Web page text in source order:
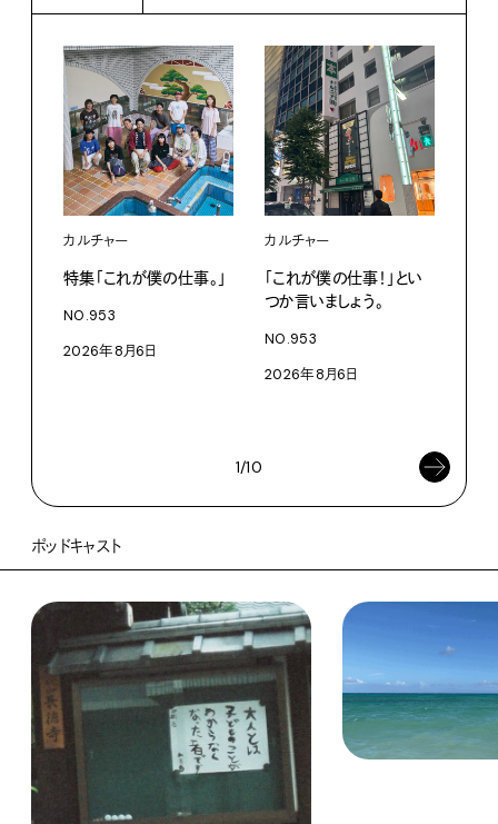
カルチャー
特集「これが僕の仕事。」
NO.953
2026年8月6日
カルチャー
「これが僕の仕事！」とい
つか言いましょう。
NO.953
2026年8月6日
1/10
ポッドキャスト